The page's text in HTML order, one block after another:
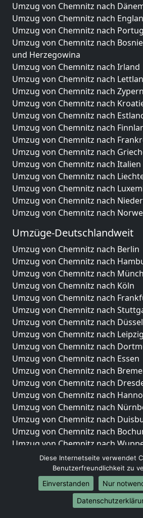
Umzug von Chemnitz nach
Umzug von Chemnitz nach
Umzug von Chemnitz nach
Umzug von Chemnitz nach
und Herzegowina
Umzug von Chemnitz nach Irland
Umzug von Chemnitz nach
Umzug von Chemnitz nach Zypern
Umzug von Chemnitz nach
Umzug von Chemnitz nach
Umzug von Chemnitz nach
Umzug von Chemnitz nach
Umzug von Chemnitz nach
Umzug von Chemnitz nach Italien
Umzug von Chemnitz nach
Umzug von Chemnitz nach
Umzug von Chemnitz nach
Umzug von Chemnitz nach
Umzüge-Deutschlandweit
Umzug von Chemnitz nach Berlin
Umzug von Chemnitz nach
Umzug von Chemnitz nach
Umzug von Chemnitz nach Köln
Umzug von Chemnitz nach
Umzug von Chemnitz nach
Umzug von Chemnitz nach
Umzug von Chemnitz nach Leipzig
Umzug von Chemnitz nach
Umzug von Chemnitz nach Essen
Umzug von Chemnitz nach
Umzug von Chemnitz nach
Umzug von Chemnitz nach
Umzug von Chemnitz nach
Umzug von Chemnitz nach
Umzug von Chemnitz nach
Umzug von Chemnitz nach
Umzug von Chemnitz nach
Umzug von Chemnitz nach Bonn
Umzug von Chemnitz nach
Internationale-Umzüge
Diese Internetseite verwendet
Benutzerfreundlichkeit zu
Einverstanden
Nur